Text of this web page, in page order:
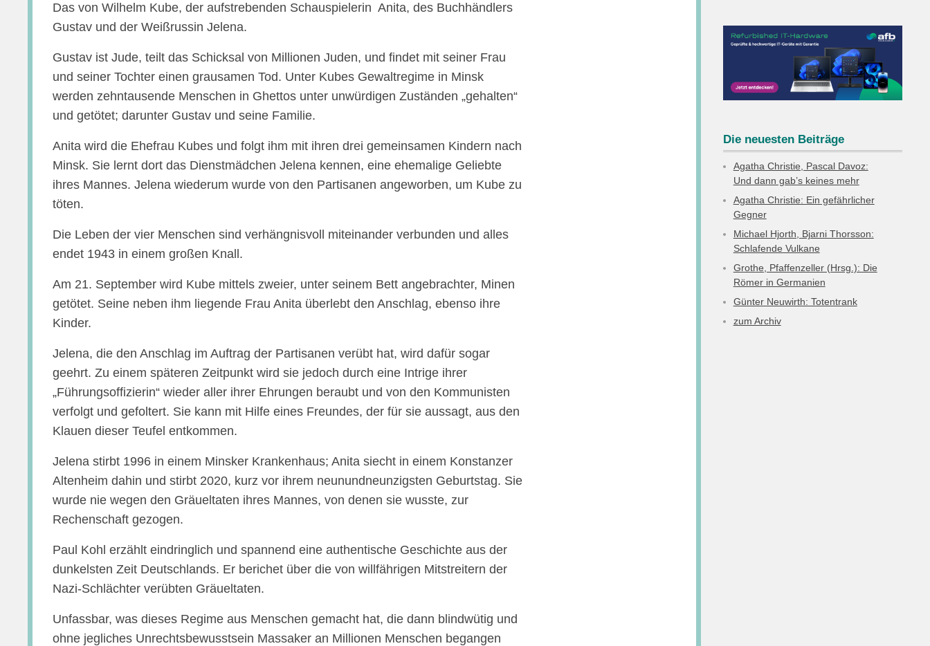
Das von Wilhelm Kube, der aufstrebenden Schauspielerin Anita, des Buchhändlers
Gustav und der Weißrussin Jelena.
Gustav ist Jude, teilt das Schicksal von Millionen Juden, und findet mit seiner Frau
und seiner Tochter einen grausamen Tod. Unter Kubes Gewaltregime in Minsk
werden zehntausende Menschen in Ghettos unter unwürdigen Zuständen „gehalten“
und getötet; darunter Gustav und seine Familie.
Anita wird die Ehefrau Kubes und folgt ihm mit ihren drei gemeinsamen Kindern nach
Minsk. Sie lernt dort das Dienstmädchen Jelena kennen, eine ehemalige Geliebte
ihres Mannes. Jelena wiederum wurde von den Partisanen angeworben, um Kube zu
töten.
Die Leben der vier Menschen sind verhängnisvoll miteinander verbunden und alles
endet 1943 in einem großen Knall.
Am 21. September wird Kube mittels zweier, unter seinem Bett angebrachter, Minen
getötet. Seine neben ihm liegende Frau Anita überlebt den Anschlag, ebenso ihre
Kinder.
Jelena, die den Anschlag im Auftrag der Partisanen verübt hat, wird dafür sogar
geehrt. Zu einem späteren Zeitpunkt wird sie jedoch durch eine Intrige ihrer
„Führungsoffizierin“ wieder aller ihrer Ehrungen beraubt und von den Kommunisten
verfolgt und gefoltert. Sie kann mit Hilfe eines Freundes, der für sie aussagt, aus den
Klauen dieser Teufel entkommen.
Jelena stirbt 1996 in einem Minsker Krankenhaus; Anita siecht in einem Konstanzer
Altenheim dahin und stirbt 2020, kurz vor ihrem neunundneunzigsten Geburtstag. Sie
wurde nie wegen den Gräueltaten ihres Mannes, von denen sie wusste, zur
Rechenschaft gezogen.
Paul Kohl erzählt eindringlich und spannend eine authentische Geschichte aus der
dunkelsten Zeit Deutschlands. Er berichet über die von willfährigen Mitstreitern der
Nazi-Schlächter verübten Gräueltaten.
Unfassbar, was dieses Regime aus Menschen gemacht hat, die dann blindwütig und
ohne jegliches Unrechtsbewusstsein Massaker an Millionen Menschen begangen
Die neuesten Beiträge
Agatha Christie, Pascal Davoz:
Und dann gab’s keines mehr
Agatha Christie: Ein gefährlicher
Gegner
Michael Hjorth, Bjarni Thorsson:
Schlafende Vulkane
Grothe, Pfaffenzeller (Hrsg.): Die
Römer in Germanien
Günter Neuwirth: Totentrank
zum Archiv